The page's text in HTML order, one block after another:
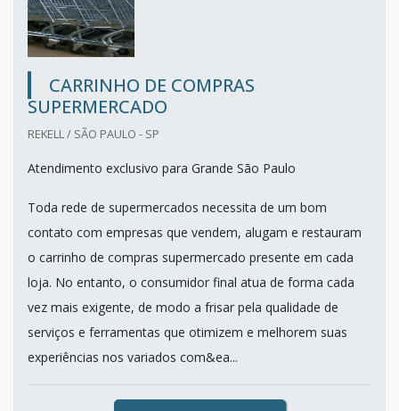
CARRINHO DE COMPRAS
SUPERMERCADO
REKELL / SÃO PAULO - SP
Atendimento exclusivo para Grande São Paulo
Toda rede de supermercados necessita de um bom
contato com empresas que vendem, alugam e restauram
o carrinho de compras supermercado presente em cada
loja. No entanto, o consumidor final atua de forma cada
vez mais exigente, de modo a frisar pela qualidade de
serviços e ferramentas que otimizem e melhorem suas
experiências nos variados com&ea...